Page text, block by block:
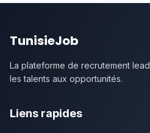
TunisieJob
La plateforme de recrutement
les talents aux opportunités.
Liens rapides